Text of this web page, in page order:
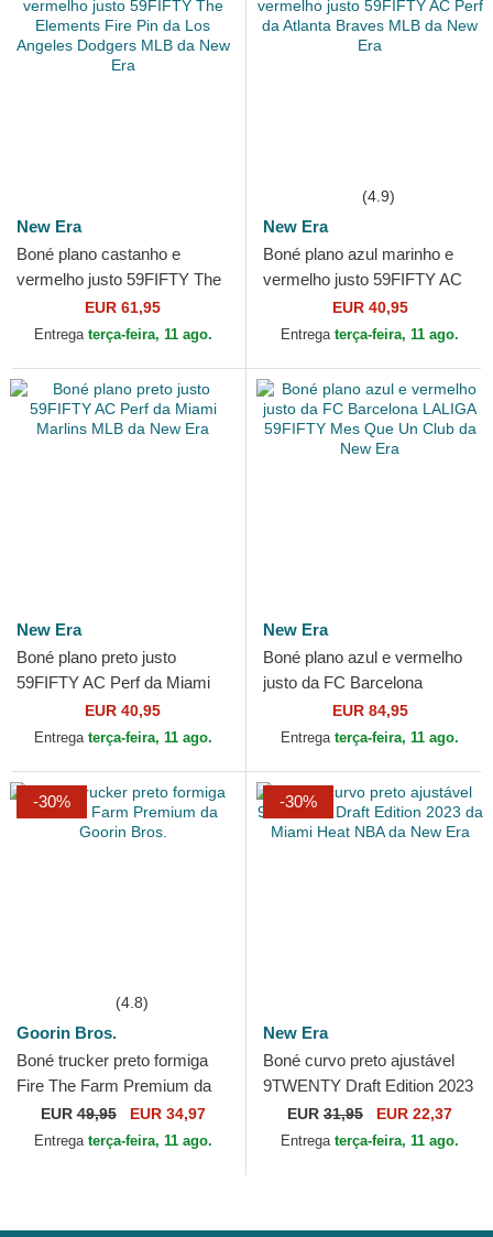
New Era
Boné plano castanho e
vermelho justo 59FIFTY The
Elements Fire Pin da Los
Angeles Dodgers MLB da...
EUR 61,95
Entrega terça-feira, 11 ago.
(4.9)
New Era
Boné plano azul marinho e
vermelho justo 59FIFTY AC
Perf da Atlanta Braves MLB
da New Era
EUR 40,95
Entrega terça-feira, 11 ago.
New Era
Boné plano preto justo
59FIFTY AC Perf da Miami
Marlins MLB da New Era
EUR 40,95
Entrega terça-feira, 11 ago.
New Era
Boné plano azul e vermelho
justo da FC Barcelona
LALIGA 59FIFTY Mes Que
Un Club da New Era
EUR 84,95
Entrega terça-feira, 11 ago.
-30%
(4.8)
Goorin Bros.
Boné trucker preto formiga
Fire The Farm Premium da
Goorin Bros.
EUR49,95 EUR 34,97
Entrega terça-feira, 11 ago.
-30%
New Era
Boné curvo preto ajustável
9TWENTY Draft Edition 2023
da Miami Heat NBA da New
Era
EUR 31,95 EUR 22,37
Entrega terça-feira, 11 ago.